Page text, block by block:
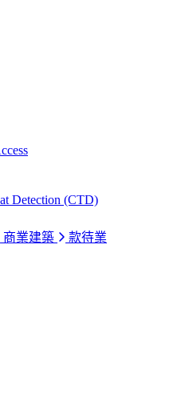
Detection (CTD)
商業建築 款待業